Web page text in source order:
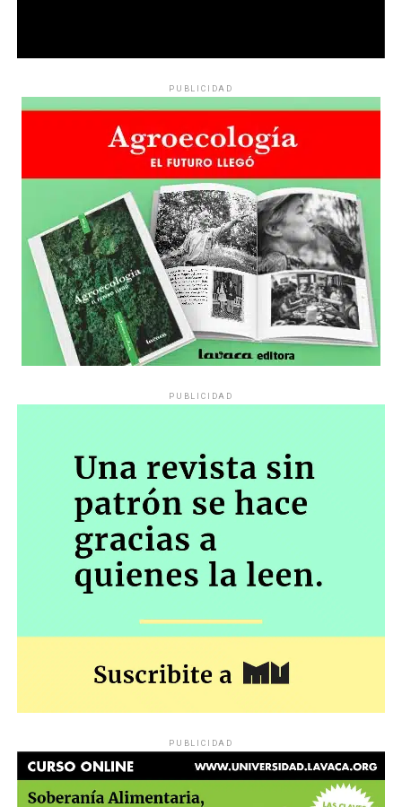
PUBLICIDAD
PUBLICIDAD
PUBLICIDAD